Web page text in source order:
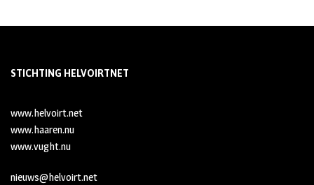
STICHTING HELVOIRTNET
www.helvoirt.net
www.haaren.nu
www.vught.nu
nieuws@helvoirt.net